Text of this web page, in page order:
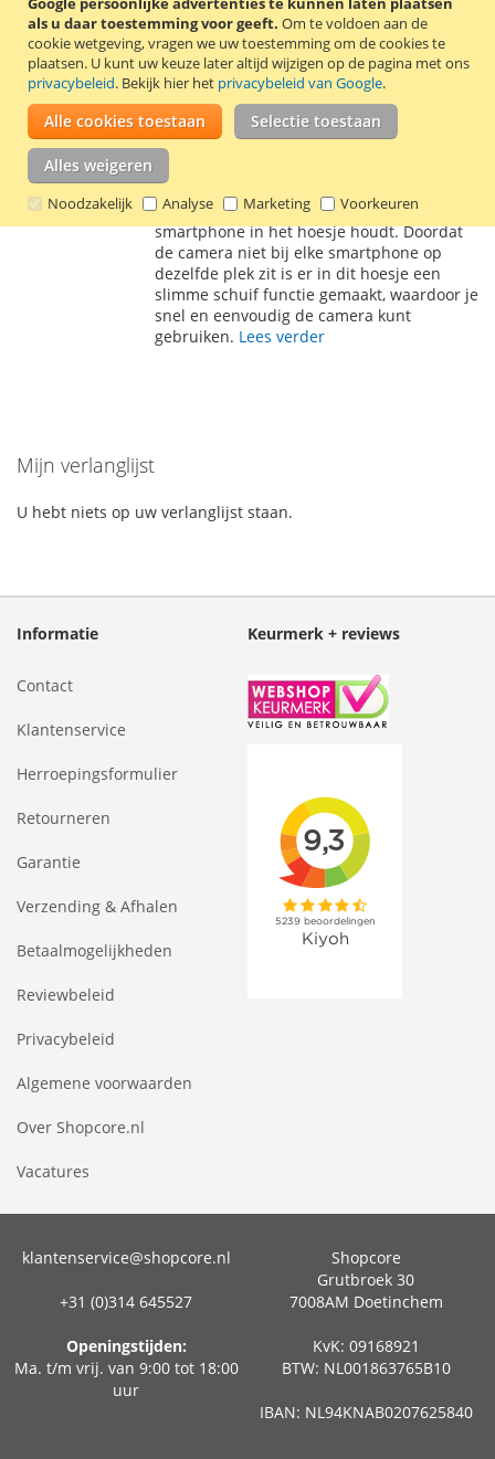
als u daar toestemming voor geeft. Om te voldoen aan de
cookie wetgeving, vragen we uw toestemming om de cookies te
plaatsen. U kunt uw keuze later altijd wijzigen op de pagina met ons
privacybeleid. Bekijk hier het privacybeleid van Google.
Alle cookies toestaan Selectie toestaan
Alles weigeren
Noodzakelijk Analyse Marketing Voorkeuren
In Winkelwagen
VOEG
TOE
AAN
TOEVOEGEN
OM
TE
De universele Krusell Malmö FlipWallet
Slide 5XL is gemaakt van hoge kwaliteit
tot 163 x 83 x 12 mm. De FlipWallet heeft
een herbruikbare plakstrip die je
smartphone in het hoesje houdt. Doordat
de camera niet bij elke smartphone op
dezelfde plek zit is er in dit hoesje een
slimme schuif functie gemaakt, waardoor je
snel en eenvoudig de camera kunt
gebruiken. Lees verder
Mijn verlanglijst
U hebt niets op uw verlanglijst staan.
Informatie
Contact
Klantenservice
Herroepingsformulier
Retourneren
Garantie
Verzending & Afhalen
Betaalmogelijkheden
Reviewbeleid
Privacybeleid
Algemene voorwaarden
Over Shopcore.nl
Vacatures
Keurmerk + reviews
klantenservice@shopcore.nl
+31 (0)314 645527
Openingstijden:
Ma. t/m vrij. van 9:00 tot 18:00
uur
Shopcore
Grutbroek 30
7008AM Doetinchem
KvK: 09168921
BTW: NL001863765B10
IBAN: NL94KNAB0207625840